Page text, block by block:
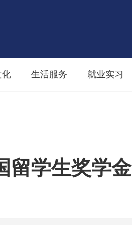
化 生活服务 就业实习
留学生奖学金